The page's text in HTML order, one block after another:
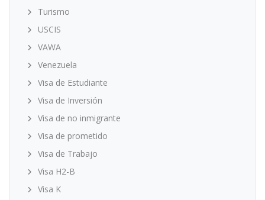
Turismo
USCIS
VAWA
Venezuela
Visa de Estudiante
Visa de Inversión
Visa de no inmigrante
Visa de prometido
Visa de Trabajo
Visa H2-B
Visa K